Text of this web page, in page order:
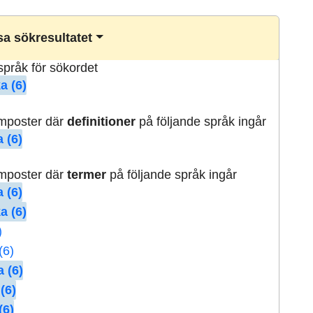
sökresultatet
för sökordet
(6)
därdefinitioner på följande språk ingår
(6)
därtermer på följande språk ingår
(6)
(6)
(6)